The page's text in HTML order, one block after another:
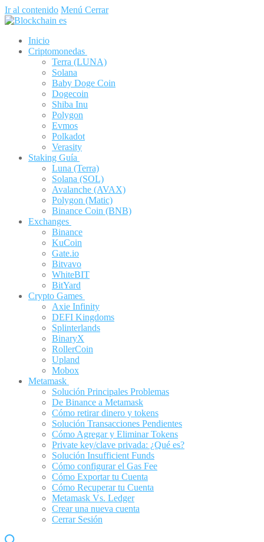
Ir al contenido Menú Cerrar
Inicio
Criptomonedas
Terra (LUNA)
Solana
Baby Doge Coin
Dogecoin
Shiba Inu
Polygon
Evmos
Polkadot
Verasity
Staking Guía
Luna (Terra)
Solana (SOL)
Avalanche (AVAX)
Polygon (Matic)
Binance Coin (BNB)
Exchanges
Binance
KuCoin
Gate.io
Bitvavo
WhiteBIT
BitYard
Crypto Games
Axie Infinity
DEFI Kingdoms
Splinterlands
BinaryX
RollerCoin
Upland
Mobox
Metamask
Solución Principales Problemas
De Binance a Metamask
Cómo retirar dinero y tokens
Solución Transacciones Pendientes
Cómo Agregar y Eliminar Tokens
Private key/clave privada: ¿Qué es?
Solución Insufficient Funds
Cómo configurar el Gas Fee
Cómo Exportar tu Cuenta
Cómo Recuperar tu Cuenta
Metamask Vs. Ledger
Crear una nueva cuenta
Cerrar Sesión